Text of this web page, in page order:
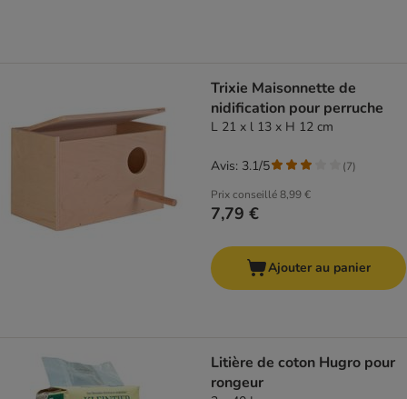
Trixie Maisonnette de
nidification pour perruche
L 21 x l 13 x H 12 cm
Prix conseillé8,99 €
7,79 €
Avis: 3.1/5 (7)
Ajouter au panier
Litière de coton Hugro pour
rongeur